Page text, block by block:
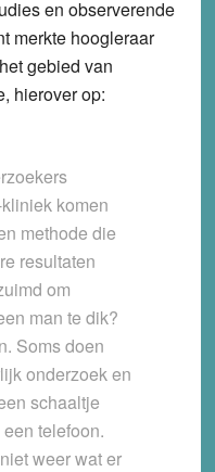
en observerende
merkte hoogleraar
gebied van
hierover op:
komen
methode die
resultaten
om
man te dik?
Soms doen
onderzoek en
schaaltje
telefoon.
weer wat er